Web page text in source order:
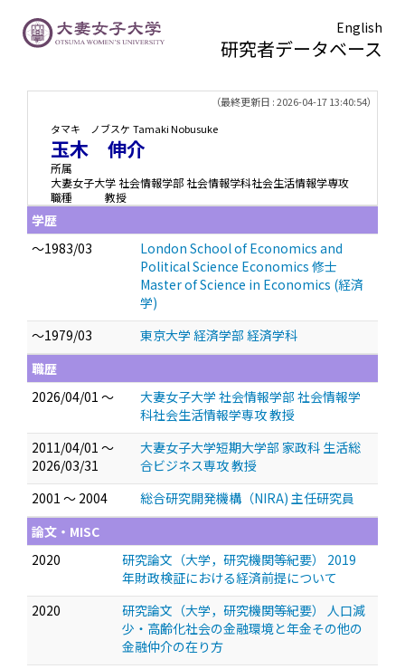
English
研究者データベース
（最終更新日 : 2026-04-17 13:40:54）
タマキ ノブスケ Tamaki Nobusuke
玉木 伸介
所属
大妻女子大学 社会情報学部 社会情報学科社会生活情報学専攻
職種
教授
学歴
～1983/03
London School of Economics and
Political Science Economics 修士
Master of Science in Economics (経済
学)
～1979/03
東京大学 経済学部 経済学科
職歴
2026/04/01 ～
大妻女子大学 社会情報学部 社会情報学
科社会生活情報学専攻 教授
2011/04/01 ～
2026/03/31
大妻女子大学短期大学部 家政科 生活総
合ビジネス専攻 教授
2001 ～ 2004
総合研究開発機構（NIRA) 主任研究員
論文・MISC
2020
研究論文（大学，研究機関等紀要） 2019
年財政検証における経済前提について
2020
研究論文（大学，研究機関等紀要） 人口減
少・高齢化社会の金融環境と年金その他の
金融仲介の在り方